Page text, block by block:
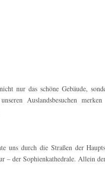
nur das schöne Gebäude,
Auslandsbesuchen
uns durch die Straßen der
– der Sophienkathedrale. Allein